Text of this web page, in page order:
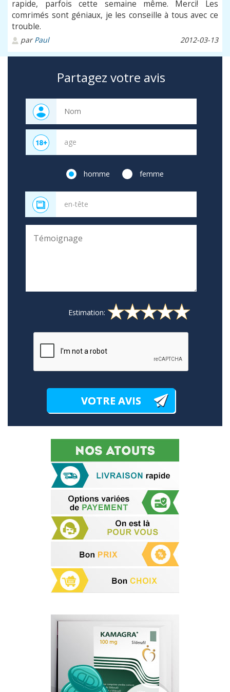
rapide, parfois cette semaine même. Merci! Les
comrimés sont géniaux, je les conseille à tous avec ce
trouble.
parPaul 2012-03-13
Partagez votre avis
homme femme
Estimation: